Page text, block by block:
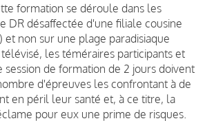
formation se déroule dans les
DR désaffectée d'une filiale cousine
et non sur une plage paradisiaque
les téméraires participants et
de formation de 2 jours doivent
d'épreuves les confrontant à de
en péril leur santé et, à ce titre, la
pour eux une prime de risques.